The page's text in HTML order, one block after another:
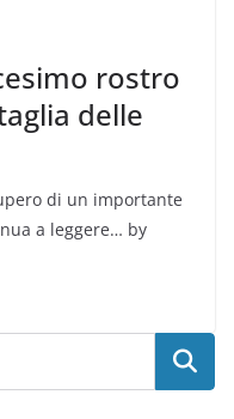
rostro
delle
di un importante
a leggere… by